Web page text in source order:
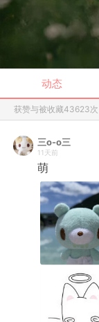
动态
获赞与被收藏43623次
三o-o三
11天前
萌